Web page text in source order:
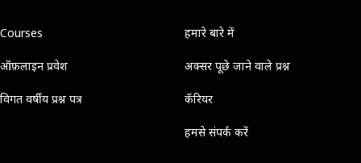
Courses
ऑफ़लाइन प्रवेश
विगत वर्षीय प्रश्न पत्र
हमारे बारे में
अक्सर पूछे जाने वाले प्रश्न
कॅरियर
हमसे संपर्क करें